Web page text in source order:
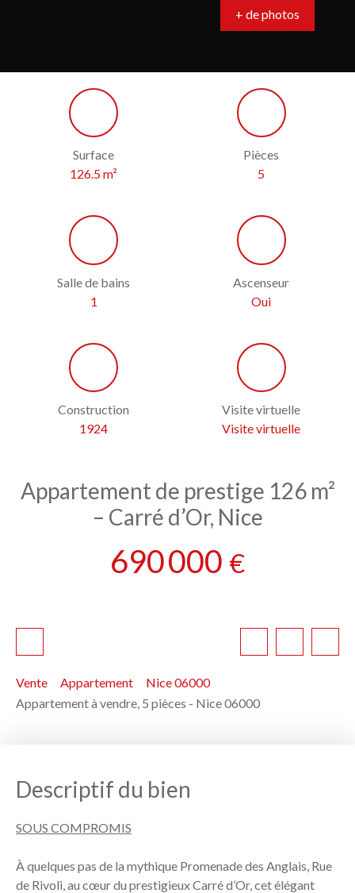
+ de photos
Surface
126.5m²
Pièces
5
Salle de bains
1
Ascenseur
Oui
Construction
1924
Visite virtuelle
Visite virtuelle
Appartement de prestige 126 m²
– Carré d’Or, Nice
690 000 €
Vente Appartement
Nice 06000
Appartement à vendre, 5 pièces - Nice 06000
Descriptif du bien
SOUS COMPROMIS
À quelques pas de la mythique Promenade des Anglais, Rue
de Rivoli, au cœur du prestigieux Carré d’Or, cet élégant